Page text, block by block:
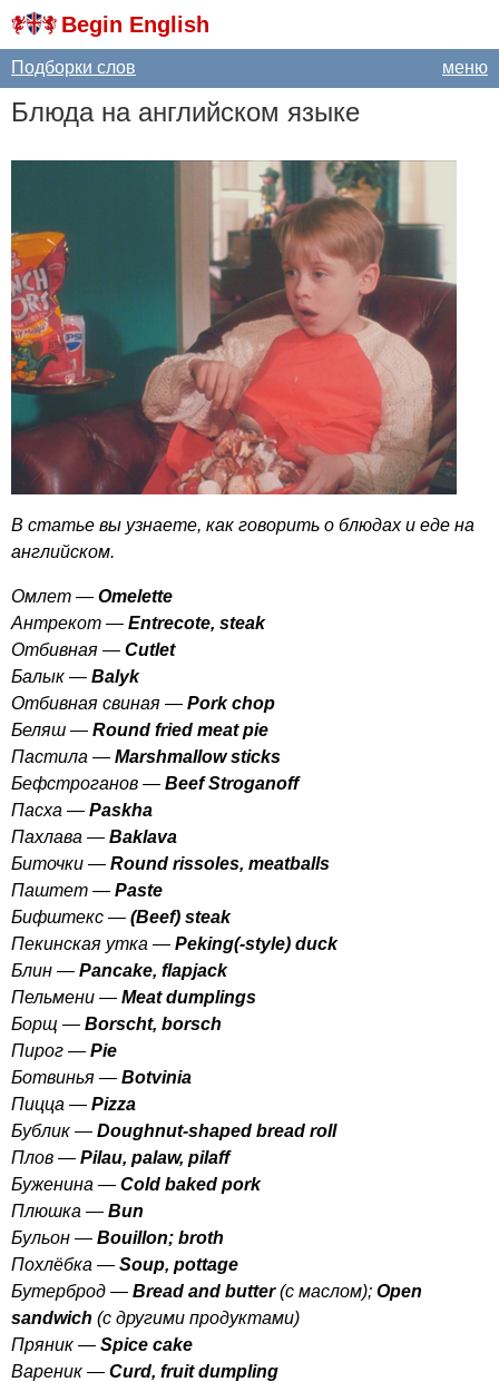
Begin English
меню
Подборки слов
Блюда на английском языке
В статье вы узнаете, как говорить о блюдах и еде на
английском.
Омлет — Omelette
Антрекот — Entrecote, steak
Отбивная — Cutlet
Балык — Balyk
Oтбивная свиная — Pork chop
Беляш — Round fried meat pie
Пастила — Marshmallow sticks
Бефстроганов — Beef Stroganoff
Пасха — Paskha
Пахлава — Baklava
Биточки — Round rissoles, meatballs
Паштет — Paste
Бифштекс — (Beef) steak
Пекинская утка — Peking(-style) duck
Блин — Pancake, flapjack
Пельмени — Meat dumplings
Борщ — Borscht, borsch
Пирог — Pie
Ботвинья — Botvinia
Пицца — Pizza
Бублик — Doughnut-shaped bread roll
Плов — Pilau, palaw, pilaff
Буженина — Cold baked pork
Плюшка — Bun
Бульон — Bouillon; broth
Похлёбка — Soup, pottage
Бутерброд — Bread and butter(с маслом); Open
sandwich (с другими продуктами)
Пряник — Spice cake
Вареник — Curd, fruit dumpling